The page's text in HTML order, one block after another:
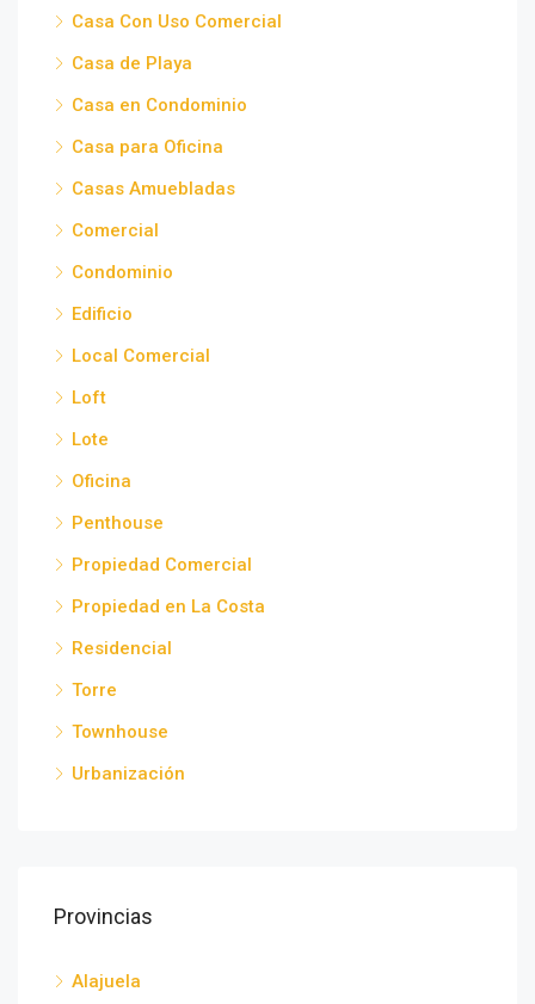
Casa Con Uso Comercial
Casa de Playa
Casa en Condominio
Casa para Oficina
Casas Amuebladas
Comercial
Condominio
Edificio
Local Comercial
Loft
Lote
Oficina
Penthouse
Propiedad Comercial
Propiedad en La Costa
Residencial
Torre
Townhouse
Urbanización
Provincias
Alajuela